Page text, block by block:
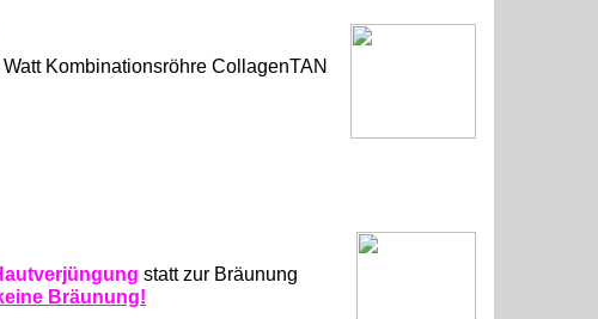
Kombinationsröhre CollagenTAN
stattzur Bräunung
Bräunung!